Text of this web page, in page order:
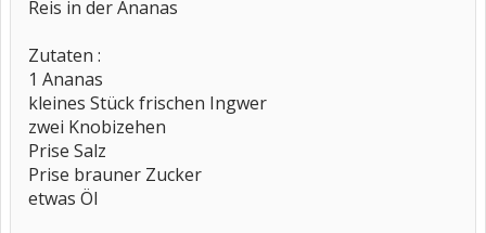
Reis in der Ananas
Zutaten :
1 Ananas
kleines Stück frischen Ingwer
zwei Knobizehen
Prise Salz
Prise brauner Zucker
etwas Öl